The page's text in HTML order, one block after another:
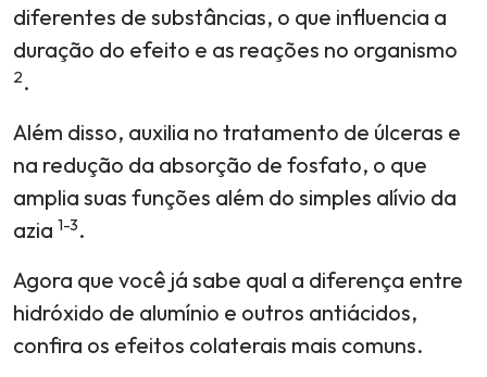
diferentes de substâncias, o que influencia a
duração do efeito e as reações no organismo
2.
Além disso, auxilia no tratamento de úlceras e
na redução da absorção de fosfato, o que
amplia suas funções além do simples alívio da
azia 1-3.
Agora que você já sabe qual a diferença entre
hidróxido de alumínio e outros antiácidos,
confira os efeitos colaterais mais comuns.